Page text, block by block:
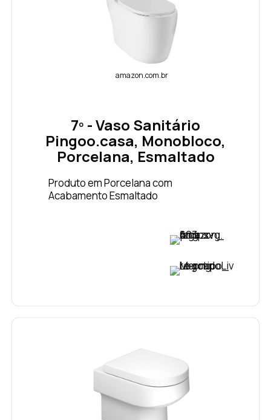
amazon.com.br
7º - Vaso Sanitário
Pingoo.casa, Monobloco,
Porcelana, Esmaltado
Produto em Porcelana com
Acabamento Esmaltado